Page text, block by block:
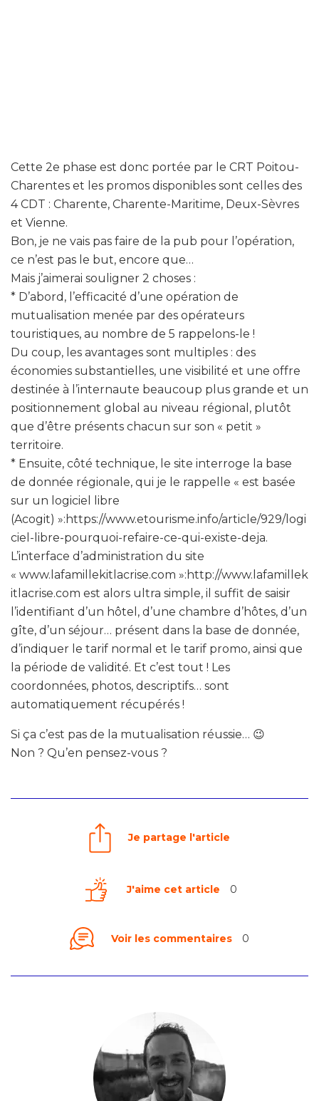
Cette 2e phase est donc portée par le CRT Poitou-
Charentes et les promos disponibles sont celles des
4 CDT : Charente, Charente-Maritime, Deux-Sèvres
et Vienne.
Bon, je ne vais pas faire de la pub pour l’opération,
ce n’est pas le but, encore que…
Mais j’aimerai souligner 2 choses :
* D’abord, l’efficacité d’une opération de
mutualisation menée par des opérateurs
touristiques, au nombre de 5 rappelons-le !
Du coup, les avantages sont multiples : des
économies substantielles, une visibilité et une offre
destinée à l’internaute beaucoup plus grande et un
positionnement global au niveau régional, plutôt
que d’être présents chacun sur son « petit »
territoire.
* Ensuite, côté technique, le site interroge la base
de donnée régionale, qui je le rappelle « est basée
sur un logiciel libre
(Acogit) »:https://www.etourisme.info/article/929/logi
ciel-libre-pourquoi-refaire-ce-qui-existe-deja.
L’interface d’administration du site
« www.lafamillekitlacrise.com »:http://www.lafamillek
itlacrise.com est alors ultra simple, il suffit de saisir
l’identifiant d’un hôtel, d’une chambre d’hôtes, d’un
gîte, d’un séjour… présent dans la base de donnée,
d’indiquer le tarif normal et le tarif promo, ainsi que
la période de validité. Et c’est tout ! Les
coordonnées, photos, descriptifs… sont
automatiquement récupérés !
Si ça c’est pas de la mutualisation réussie… 😉
Non ? Qu’en pensez-vous ?
Je partage l'article
J'aime cet article 0
Voir les commentaires 0